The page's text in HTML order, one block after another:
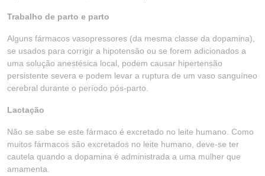
Trabalho de parto e parto
Alguns fármacos vasopressores (da mesma classe da dopamina),
se usados para corrigir a hipotensão ou se forem adicionados a
uma solução anestésica local, podem causar hipertensão
persistente severa e podem levar a ruptura de um vaso sanguíneo
cerebral durante o período pós-parto.
Lactação
Não se sabe se este fármaco é excretado no leite humano. Como
muitos fármacos são excretados no leite humano, deve-se ter
cautela quando a dopamina é administrada a uma mulher que
amamenta.